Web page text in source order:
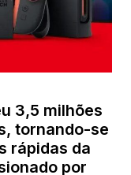
3,5 milhões
tornando-se
rápidas da
por